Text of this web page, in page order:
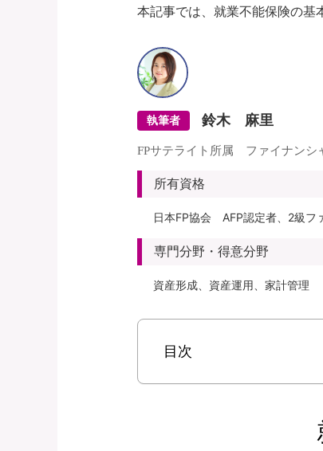
執筆者 鈴木 麻里
FPサテライト所属 ファイナンシ
所有資格
日本FP協会 AFP認定者、2級フ
専門分野・得意分野
資産形成、資産運用、家計管理
目次